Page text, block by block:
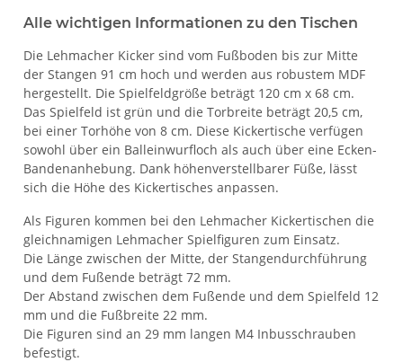
Alle wichtigen Informationen zu den Tischen
Die Lehmacher Kicker sind vom Fußboden bis zur Mitte
der Stangen 91 cm hoch und werden aus robustem MDF
hergestellt. Die Spielfeldgröße beträgt 120 cm x 68 cm.
Das Spielfeld ist grün und die Torbreite beträgt 20,5 cm,
bei einer Torhöhe von 8 cm. Diese Kickertische verfügen
sowohl über ein Balleinwurfloch als auch über eine Ecken-
Bandenanhebung. Dank höhenverstellbarer Füße, lässt
sich die Höhe des Kickertisches anpassen.
Als Figuren kommen bei den Lehmacher Kickertischen die
gleichnamigen Lehmacher Spielfiguren zum Einsatz.
Die Länge zwischen der Mitte, der Stangendurchführung
und dem Fußende beträgt 72 mm.
Der Abstand zwischen dem Fußende und dem Spielfeld 12
mm und die Fußbreite 22 mm.
Die Figuren sind an 29 mm langen M4 Inbusschrauben
befestigt.